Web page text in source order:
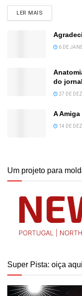
LER MAIS
6 DE
do
27 DE
A
14 DE
Um projeto para
Super Pista: oiça